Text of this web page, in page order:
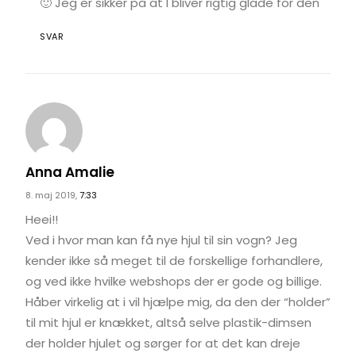
SVAR
Anna Amalie
8. maj 2019,7:33
Heei!!
Ved i hvor man kan få nye hjul til sin vogn? Jeg
kender ikke så meget til de forskellige forhandlere,
og ved ikke hvilke webshops der er gode og billige.
Håber virkelig at i vil hjælpe mig, da den der “holder”
til mit hjul er knækket, altså selve plastik-dimsen
der holder hjulet og sørger for at det kan dreje